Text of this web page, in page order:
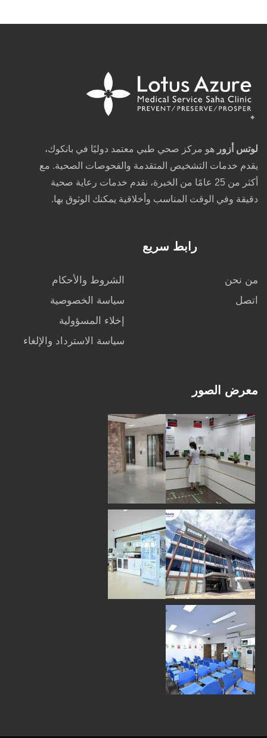
لوتس أزور هو مركز صحي طبي معتمد دوليًا في بانكوك،
يقدم خدمات التشخيص المتقدمة والفحوصات الصحية. مع
أكثر من 25 عامًا من الخبرة، نقدم خدمات رعاية صحية
دقيقة وفي الوقت المناسب وأخلاقية يمكنك الوثوق بها.
رابط سريع
من نحن
اتصل
الشروط والأحكام
سياسة الخصوصية
إخلاء المسؤولية
سياسة الاسترداد والإلغاء
معرض الصور